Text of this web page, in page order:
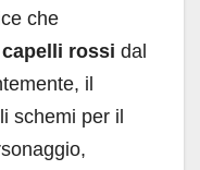
che
capelli rossi dal
il
schemi per il